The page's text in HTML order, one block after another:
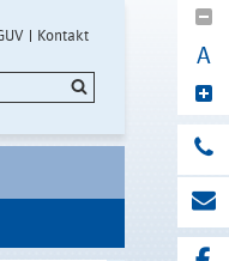
Kontakt
A